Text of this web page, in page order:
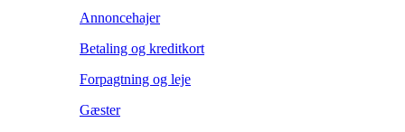
Annoncehajer
Betaling og kreditkort
Forpagtning og leje
Gæster